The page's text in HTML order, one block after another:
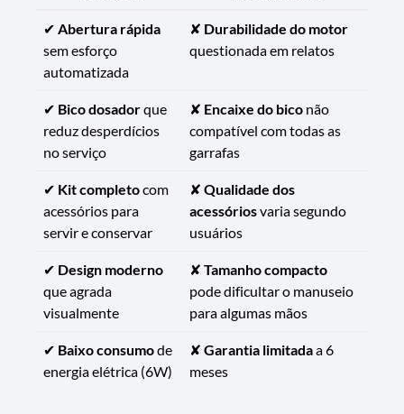
✔ Abertura rápida
sem esforço
automatizada
✘ Durabilidade do motor
questionada em relatos
✔ Bico dosadorque
reduz desperdícios
no serviço
✘ Encaixe do bico não
compatível com todas as
garrafas
✔ Kit completocom
acessórios para
servir e conservar
✘ Qualidade dos
acessóriosvaria segundo
usuários
✔ Design moderno
que agrada
visualmente
✘ Tamanho compacto
pode dificultar o manuseio
para algumas mãos
✔ Baixo consumode
energia elétrica (6W)
✘ Garantia limitadaa 6
meses